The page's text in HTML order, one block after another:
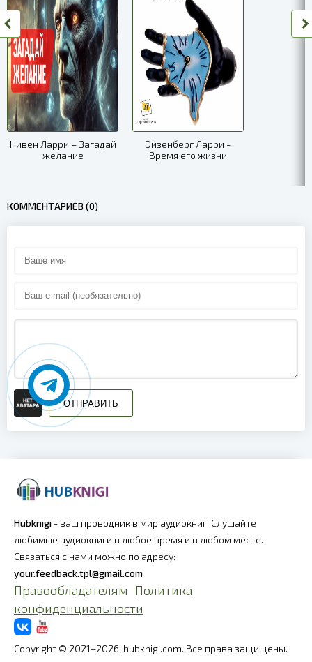
Нивен Ларри – Загадай
желание
Эйзенберг Ларри -
Время его жизни
КОММЕНТАРИЕВ (0)
ОТПРАВИТЬ
Hubknigi - ваш проводник в мир аудиокниг. Слушайте
любимые аудиокниги в любое время и в любом месте.
Связаться с нами можно по адресу:
your.feedback.tpl@gmail.com
Правообладателям Политика
конфиденциальности
Copyright © 2021–2026, hubknigi.com. Все права защищены.